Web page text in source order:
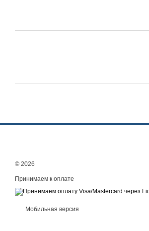
© 2026
Принимаем к оплате
Мобильная версия